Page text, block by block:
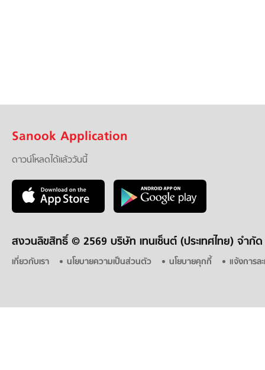
Sanook Application
ดาวน์โหลดได้แล้ววันนี้
สงวนลิขสิทธิ์ © 2569 บริษัท เทนเซ็นต์ (ประเทศไทย) จำกัด
เกี่ยวกับเรา นโยบายความเป็นส่วนตัว นโยบายคุกกี้ แจ้งการล